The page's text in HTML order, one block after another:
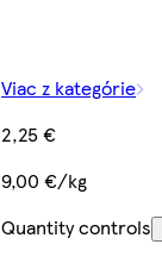
Viac z kategórie
2,25 €
9,00 €/kg
Quantity controls